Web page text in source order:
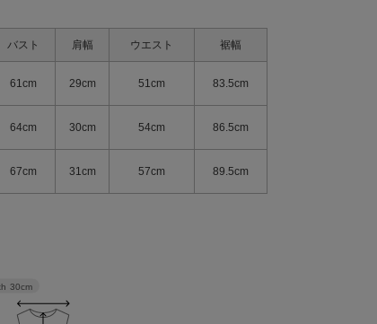
バスト 肩幅 ウエスト 裾幅
61cm 29cm 51cm 83.5cm
64cm 30cm 54cm 86.5cm
67cm 31cm 57cm 89.5cm
30cm